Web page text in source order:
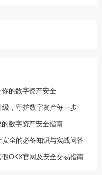
的数字资产安全
，守护数字资产每一步
数字资产安全指南
全的必备知识与实战问答
OKX官网及安全交易指南